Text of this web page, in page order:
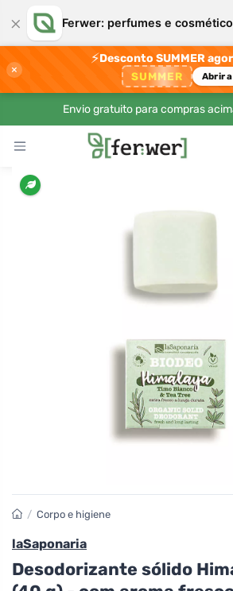
× Ferwer: perfumes e
×
⚡Desconto SUMMER
SUMMER Abrir
Envio gratuito para compras
/ Corpo e higiene
laSaponaria
Desodorizante sólido